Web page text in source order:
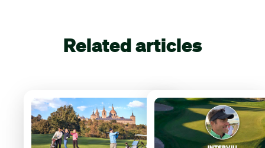
Related articles